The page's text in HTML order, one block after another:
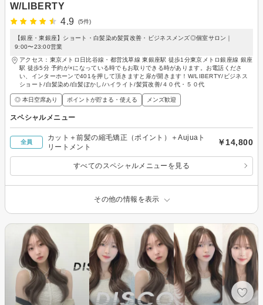
W/LIBERTY
4.9
(5件)
【銀座・東銀座】ショート・白髪染め髪質改善・ビジネスメンズ◎個室サロン｜
9:00〜23:00営業
アクセス：東京メトロ日比谷線・都営浅草線 東銀座駅 徒歩1分東京メトロ銀座線 銀座
駅 徒歩5分 予約が×になっている時でもお取りできる時があります。お電話くださ
い、インターホーンで401を押して頂きますと扉が開きます！W/LIBERTY/ビジネス
ショート/白髪染め/白髪ぼかし/ハイライト/髪質改善/４０代・５０代
◎ 本日空席あり ポイントが貯まる・使える メンズ歓迎
スペシャルメニュー
全員
カット＋前髪の縮毛矯正（ポイント）＋Aujuaト
リートメント
￥14,800
すべてのスペシャルメニューを見る
その他の情報を表示